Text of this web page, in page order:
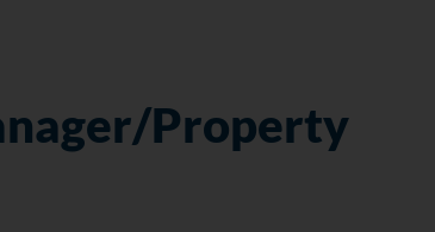
Property